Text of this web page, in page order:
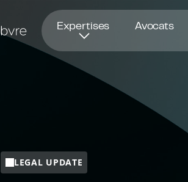
Expertises Avocats
LEGAL UPDATE